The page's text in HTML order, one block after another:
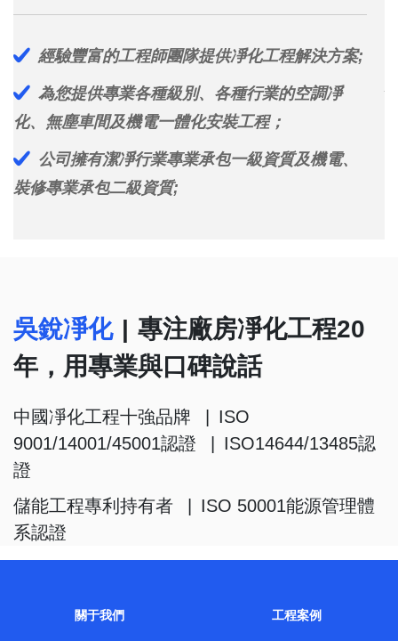
經驗豐富的工程師團隊提供凈化工程解決方案;
為您提供專業各種級別、各種行業的空調凈
化、無塵車間及機電一體化安裝工程；
公司擁有潔凈行業專業承包一級資質及機電、
裝修專業承包二級資質;
豐富的凈化工程行業服務經驗，嚴格執行安全
施工標準；
嚴格的質量管理體系能完全保證產品設備的質
量；
驗收合格率高達100%；
吳銳凈化 | 專注廠房凈化工程20
年，用專業與口碑說話
中國凈化工程十強品牌
ISO
9001/14001/45001認證
ISO14644/13485認
證
儲能工程專利持有者
ISO 50001能源管理體
系認證
關于我們 工程案例